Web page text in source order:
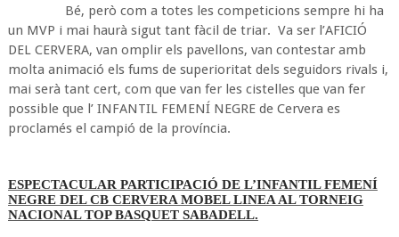
Bé, però com a totes les competicions sempre hi ha
un MVP i mai haurà sigut tant fàcil de triar. Va ser l’AFICIÓ
DEL CERVERA, van omplir els pavellons, van contestar amb
molta animació els fums de superioritat dels seguidors rivals i,
mai serà tant cert, com que van fer les cistelles que van fer
possible que l’ INFANTIL FEMENÍ NEGRE de Cervera es
proclamés el campió de la província.
ESPECTACULAR PARTICIPACIÓ DE L’INFANTIL FEMENÍ
NEGRE DEL CB CERVERA MOBEL LINEA AL TORNEIG
NACIONAL TOP BASQUET SABADELL.